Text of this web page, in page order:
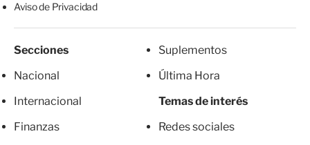
Aviso de Privacidad
Secciones
Nacional
Internacional
Finanzas
Suplementos
Última Hora
Temas de interés
Redes sociales